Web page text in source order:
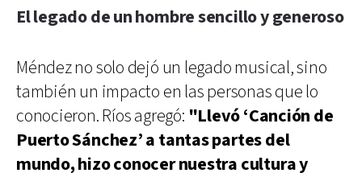
El legado de un hombre sencillo y generoso
Méndez no solo dejó un legado musical, sino
también un impacto en las personas que lo
conocieron. Ríos agregó: "Llevó ‘Canción de
Puerto Sánchez’ a tantas partes del
mundo, hizo conocer nuestra cultura y